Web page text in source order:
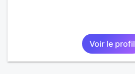
Voir le profil